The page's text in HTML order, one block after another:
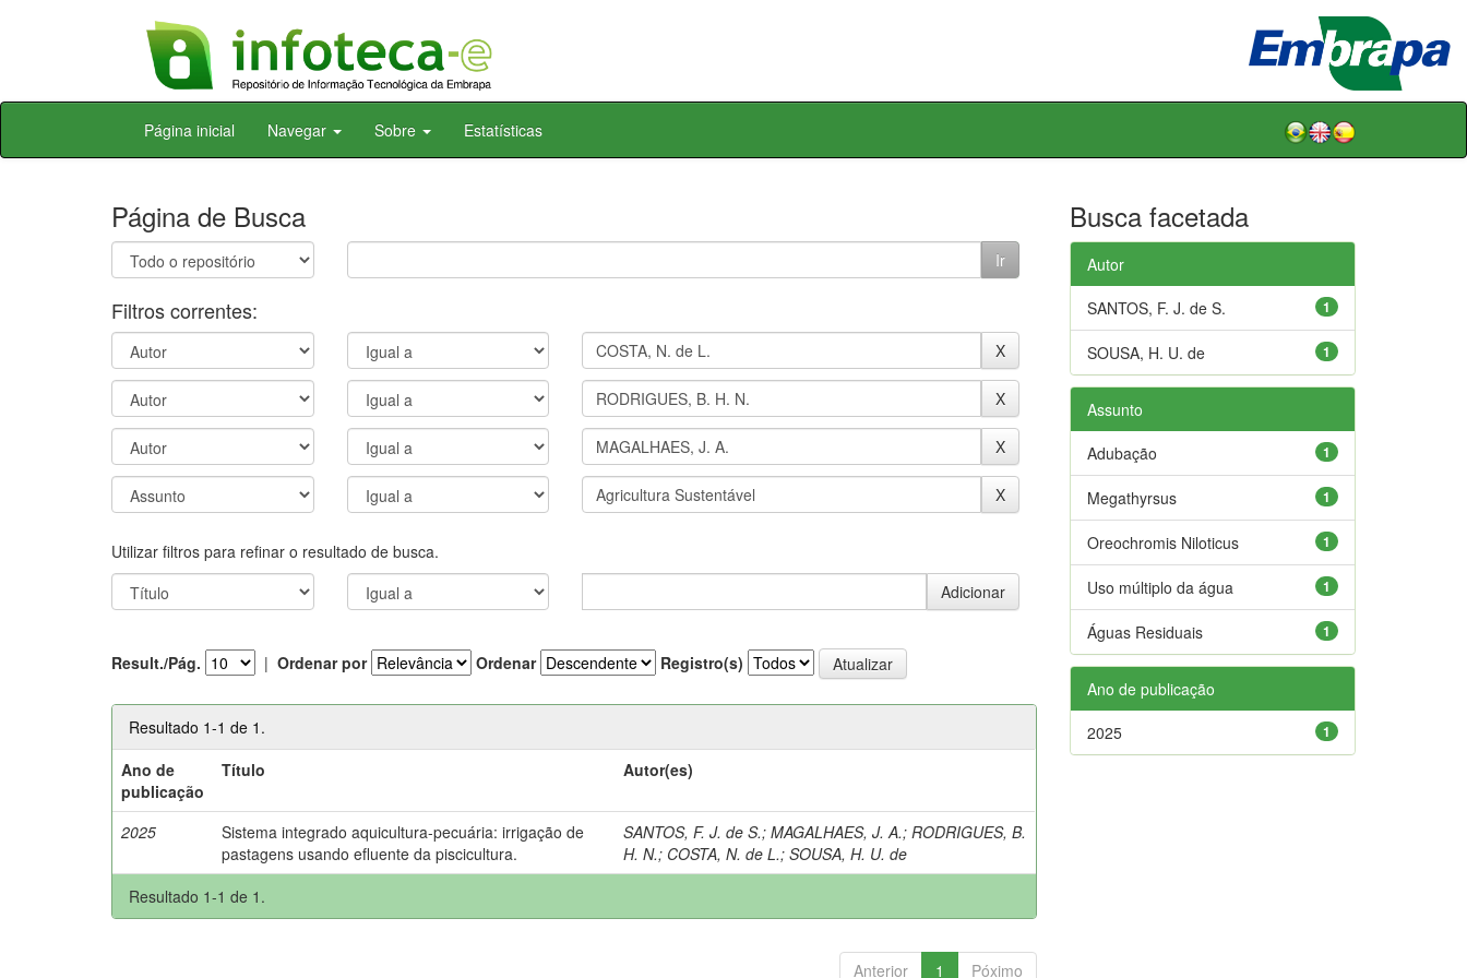
Skip
Página inicial Navegar Sobre Estatísticas
Página de Busca
Filtros correntes:
Utilizar filtros para refinar o resultado de busca.
Result./Pág. | Ordenar por Ordenar Registro(s)
Resultado 1-1 de 1.
Ano de
publicação
Título Autor(es)
2025
Sistema integrado aquicultura-pecuária: irrigação de
pastagens usando efluente da piscicultura.
SANTOS, F. J. de S.;MAGALHAES, J. A.; RODRIGUES, B.
H. N.; COSTA, N. de L.;SOUSA, H. U. de
Resultado 1-1 de 1.
Anterior 1 Póximo
Busca facetada
Autor
1
SANTOS, F. J. de S.
1
SOUSA, H. U. de
Assunto
1
Adubação
1
Megathyrsus
1
Oreochromis Niloticus
1
Uso múltiplo da água
1
Águas Residuais
Ano de publicação
1
2025